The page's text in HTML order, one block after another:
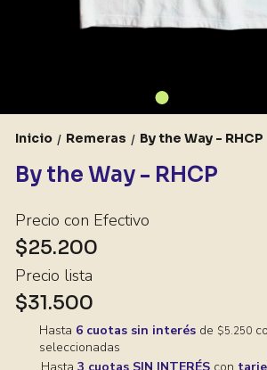
Inicio / Remeras / By the Way - RHCP
By the Way - RHCP
Precio con Efectivo
$25.200
Precio lista
$31.500
Hasta 6 cuotas sin interés de $5.250
seleccionadas
Hasta 3 cuotas SIN INTERÉScon